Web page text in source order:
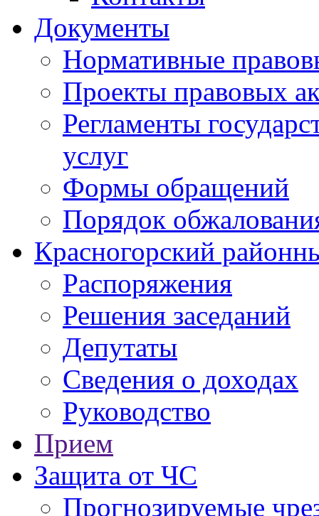
Документы
Нормативные
Проекты правовых
Регламенты
услуг
Формы обращений
Порядок
Красногорский
Распоряжения
Решения заседаний
Депутаты
Сведения о доходах
Руководство
Прием
Защита от ЧС
Прогнозируемые